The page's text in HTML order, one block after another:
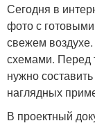
Сегодня в
фото с
свежем
схемами. Перед
нужно
наглядных
В проектный